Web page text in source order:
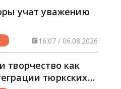
учат уважению
16:07 / 06.08.2026
творчество как
тюркских